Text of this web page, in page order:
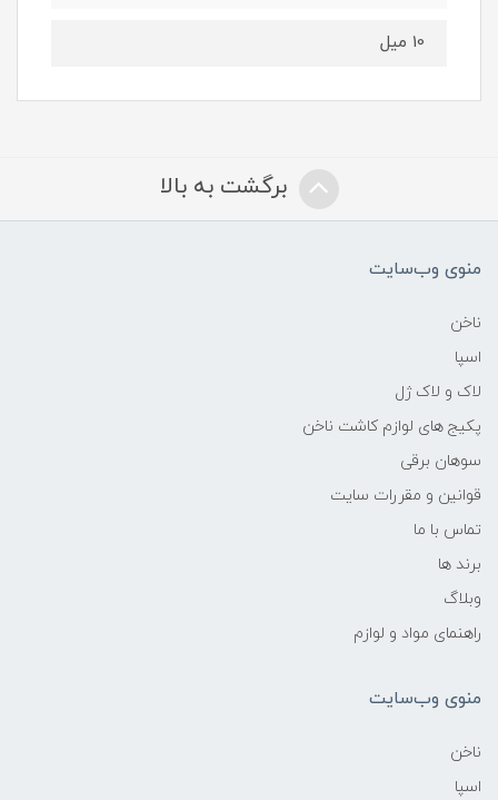
10 میل
برگشت به بالا
منوی وب‌سایت
ناخن
اسپا
لاک و لاک ژل
پکیج های لوازم کاشت ناخن
سوهان برقی
قوانین و مقررات سایت
تماس با ما
برند ها
وبلاگ
راهنمای مواد و لوازم
منوی وب‌سایت
ناخن
اسپا